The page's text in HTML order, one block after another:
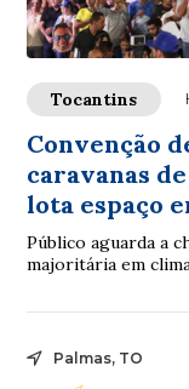
Tocantins
Convenção
caravanas
lota espaço
Público aguarda a
majoritária em
Palmas, TO